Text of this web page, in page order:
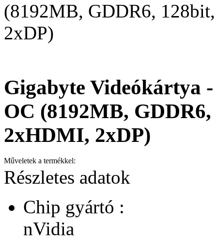
(8192MB, GDDR6,
2xDP)
Gigabyte Videókártya
OC (8192MB,
2xHDMI, 2xDP)
Műveletek a termékkel:
Részletes adatok
Chip gyártó :
nVidia